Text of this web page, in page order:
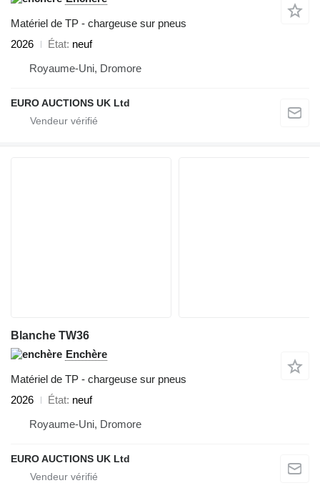
Matériel de TP - chargeuse sur pneus
2026
État neuf
Royaume-Uni, Dromore
EURO AUCTIONS UK Ltd
Blanche TW36
Enchère
Matériel de TP - chargeuse sur pneus
2026
État neuf
Royaume-Uni, Dromore
EURO AUCTIONS UK Ltd